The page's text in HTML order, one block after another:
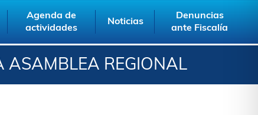
Agenda de
actividades
Noticias
Denuncias
ante Fiscalía
ASAMBLEA REGIONAL